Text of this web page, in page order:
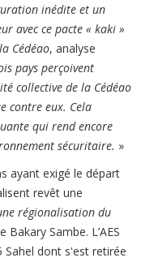
inédite et un
avec ce pacte « kaki »
Cédéao, analyse
pays perçoivent
collective de la Cédéao
contre eux. Cela
qui rend encore
sécuritaire. »
ayant exigé le départ
revêt une
régionalisation du
Bakary Sambe. L’AES
Sahel dont s'est retirée